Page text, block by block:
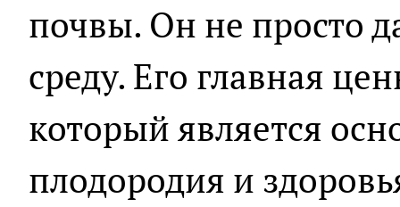
почвы. Он не просто
среду. Его главная
который является
плодородия и